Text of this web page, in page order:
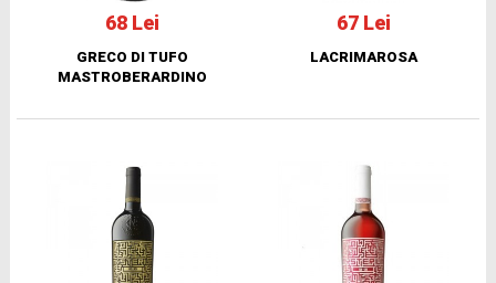
68 Lei
GRECO DI TUFO
MASTROBERARDINO
67 Lei
LACRIMAROSA